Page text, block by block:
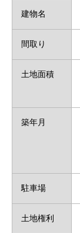
建物名
間取り
土地面積
築年月
駐車場
土地権利